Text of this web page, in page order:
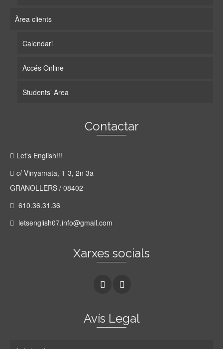
Àrea clients
Calendari
Accés Online
Students’ Area
Contactar
Let's English!!!
c/ Vinyamata, 1-3, 2n 3a
GRANOLLERS / 08402
610.36.31.36
letsenglish07.info@gmail.com
Xarxes socials
Avís Legal